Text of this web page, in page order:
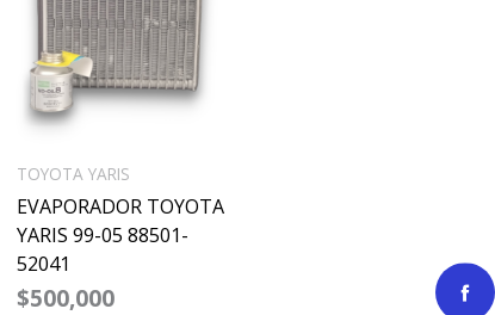
TOYOTA YARIS
EVAPORADOR TOYOTA
YARIS 99-05 88501-
52041
$500,000